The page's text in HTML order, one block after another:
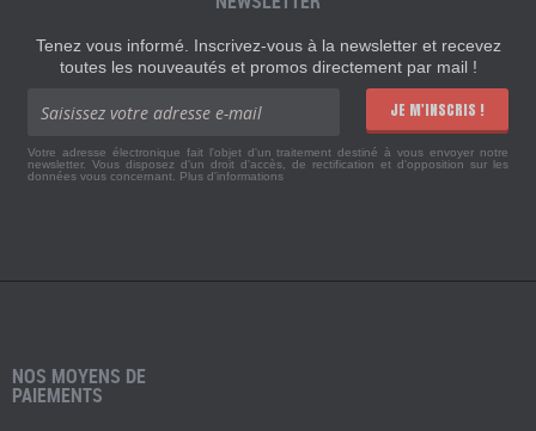
Tenez vous informé. Inscrivez-vous à la newsletter et recevez
toutes les nouveautés et promos directement par mail !
JE M'INSCRIS !
Votre adresse électronique fait l'objet d'un traitement destiné à vous envoyer notre
newsletter. Vous disposez d'un droit d'accès, de rectification et d'opposition sur les
données vous concernant. Plus d'informations
NOS MOYENS DE
PAIEMENTS